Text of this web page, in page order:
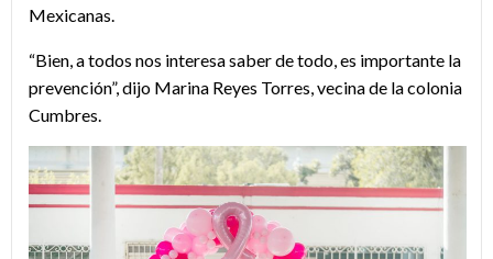
Mexicanas.
“Bien, a todos nos interesa saber de todo, es importante la
prevención”, dijo Marina Reyes Torres, vecina de la colonia
Cumbres.